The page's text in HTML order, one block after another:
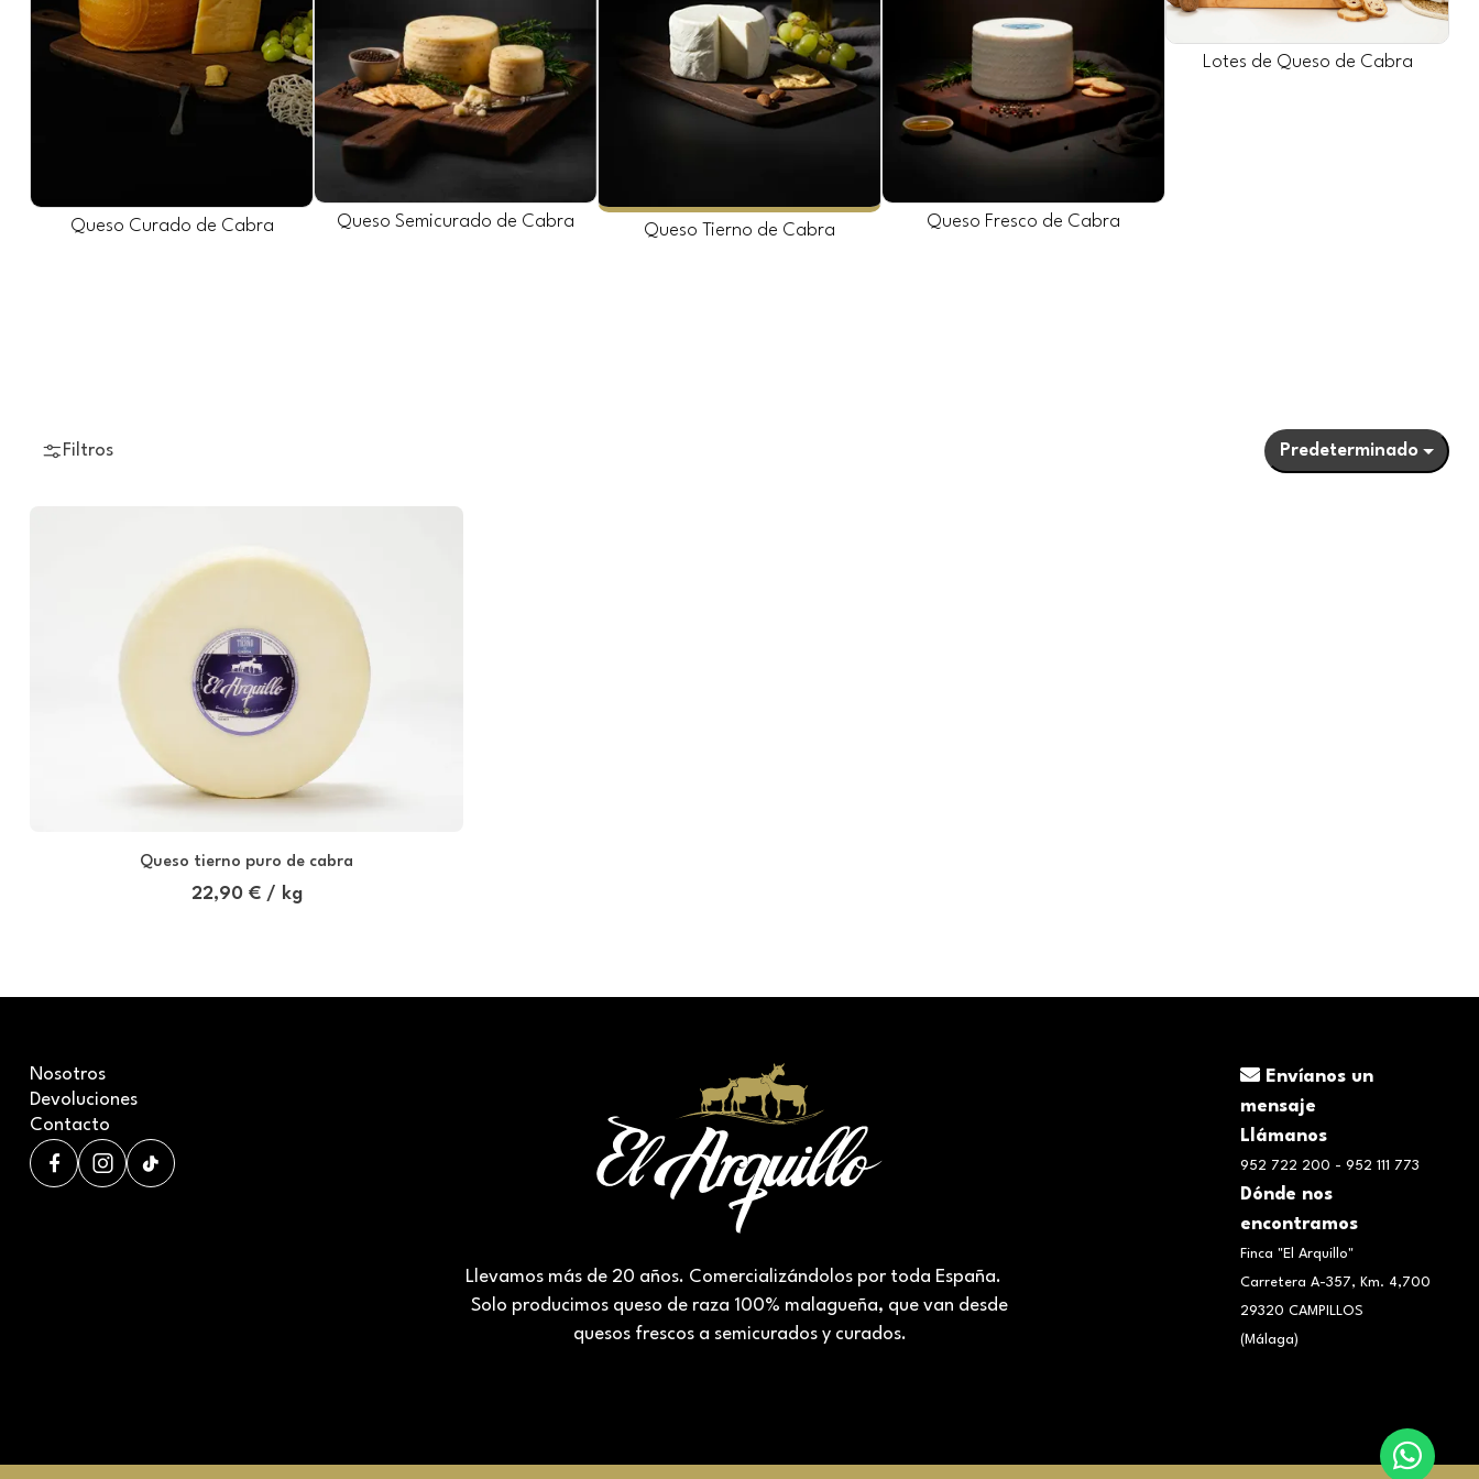
Queso Curado de Cabra Queso Semicurado de Cabra Queso Tierno de Cabra Queso Fresco de Cabra
Lotes de Queso de Cabra
Filtros Predeterminado
Queso tierno puro de cabra
22,90 € / kg
Nosotros
Devoluciones
Contacto
Llevamos más de 20 años. Comercializándolos por toda España.
Solo producimos queso de raza 100% malagueña, que van desde
quesos frescos a semicurados y curados.
Envíanos un
mensaje
Llámanos
952 722 200 - 952 111 773
Dónde nos
encontramos
Finca "El Arquillo"
Carretera A-357, Km. 4,700
29320 CAMPILLOS
(Málaga)